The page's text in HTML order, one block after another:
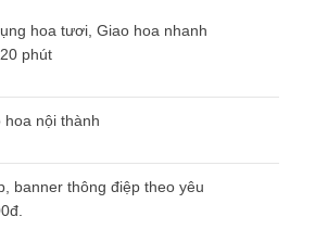
hoa tươi, Giao hoa nhanh
phút
nội thành
banner thông điệp theo yêu